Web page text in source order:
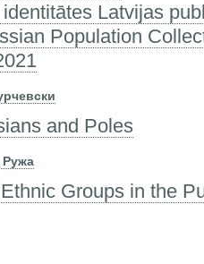
Latvijas
Population
and Poles
Ружа
Groups in the